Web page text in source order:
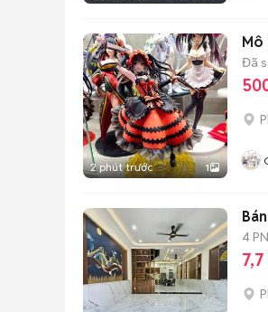
2 phút trước 1
Mô
Đã
4 PN